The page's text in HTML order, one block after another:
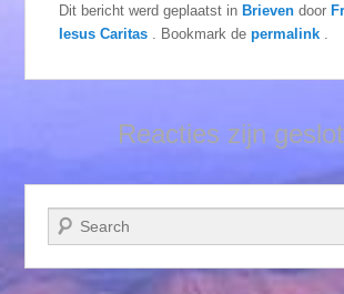
Dit bericht werd geplaatst inBrieven door
Iesus Caritas
. Bookmark depermalink
Reacties zijn
Zoeken